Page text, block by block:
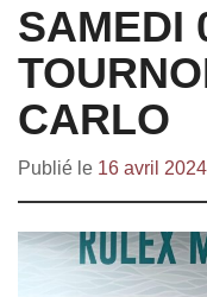
SAMEDI
CARLO
Publié le 16 avril 2024